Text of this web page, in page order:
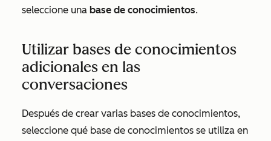
seleccione una base de conocimientos.
Utilizar bases de conocimientos
adicionales en las
conversaciones
Después de crear varias bases de conocimientos,
seleccione qué base de conocimientos se utiliza en